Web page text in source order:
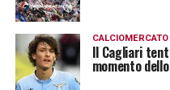
CALCIOMERCATO
Il Cagliari
momento